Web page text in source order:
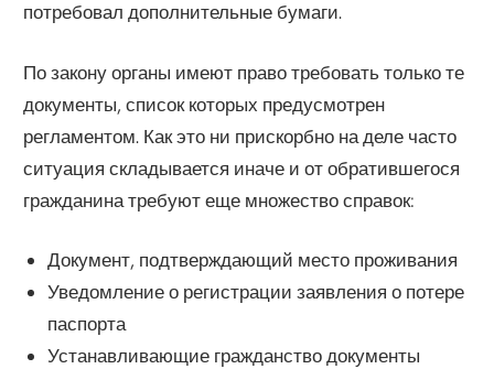
потребовал дополнительные бумаги.
По закону органы имеют право требовать только те
документы, список которых предусмотрен
регламентом. Как это ни прискорбно на деле часто
ситуация складывается иначе и от обратившегося
гражданина требуют еще множество справок:
Документ, подтверждающий место проживания
Уведомление о регистрации заявления о потере
паспорта
Устанавливающие гражданство документы